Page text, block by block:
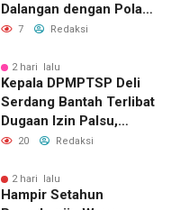
Dalangan dengan Pola
Pikir Inovatif
7 Redaksi
2 hari lalu
Kepala DPMPTSP Deli
Serdang Bantah Terlibat
Dugaan Izin Palsu,
Tegaskan Proses
Jalur Resmi
20 Redaksi
2 hari lalu
Hampir Setahun